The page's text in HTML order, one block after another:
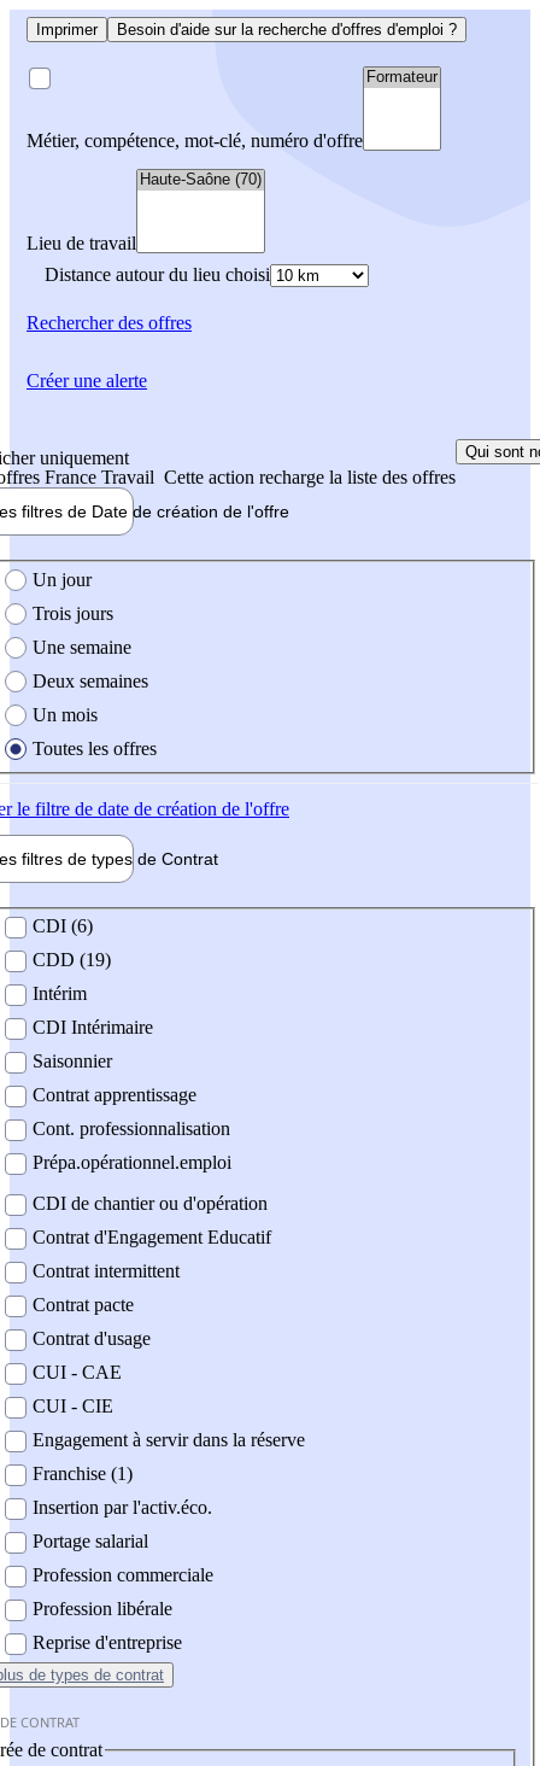
Imprimer Besoin d'aide sur la recherche d'offres d'emploi ?
Métier, compétence, mot-clé, numéro d'offre
Lieu de travail
Distance autour du lieu choisi
Rechercherdes offres
uniquement
France Travail Cette action recharge la liste des offres
Qui sont
filtres de Date de création de l'offre
création de l'offre
Un jour
Trois jours
Une semaine
Deux semaines
Un mois
Toutes les offres
le filtre de date de création de l'offre
filtres de types de Contrat
contrat
CDI (6)
CDD (19)
Intérim
CDI Intérimaire
Saisonnier
Contrat apprentissage
Cont. professionnalisation
Prépa.opérationnel.emploi
CDI de chantier ou d'opération
Contrat d'Engagement Educatif
Contrat intermittent
Contrat pacte
Contrat d'usage
CUI - CAE
CUI - CIE
Engagement à servir dans la réserve
Franchise (1)
Insertion par l'activ.éco.
Portage salarial
Profession commerciale
Profession libérale
Reprise d'entreprise
de types de contrat
CONTRAT
de contrat
Créer une alerte